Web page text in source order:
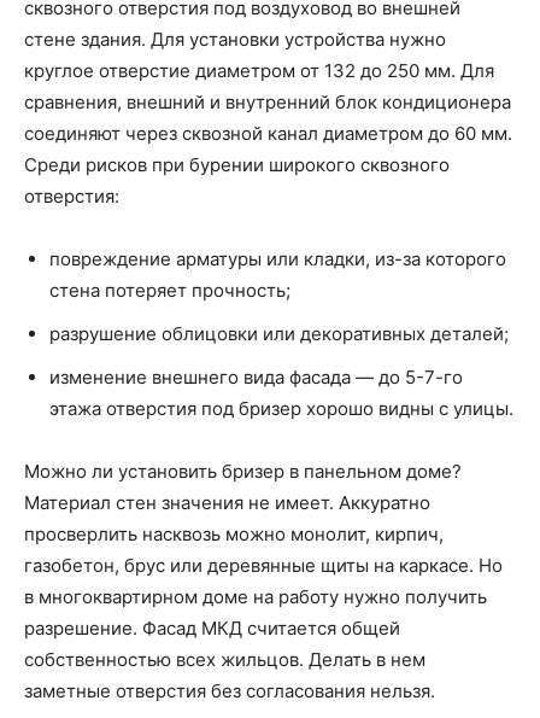
сквозного отверстия под воздуховод во внешней
стене здания. Для установки устройства нужно
круглое отверстие диаметром от 132 до 250 мм. Для
сравнения, внешний и внутренний блок кондиционера
соединяют через сквозной канал диаметром до 60 мм.
Среди рисков при бурении широкого сквозного
отверстия:
повреждение арматуры или кладки, из-за которого
стена потеряет прочность;
разрушение облицовки или декоративных деталей;
изменение внешнего вида фасада — до 5-7-го
этажа отверстия под бризер хорошо видны с улицы.
Можно ли установить бризер в панельном доме?
Материал стен значения не имеет. Аккуратно
просверлить насквозь можно монолит, кирпич,
газобетон, брус или деревянные щиты на каркасе. Но
в многоквартирном доме на работу нужно получить
разрешение. Фасад МКД считается общей
собственностью всех жильцов. Делать в нем
заметные отверстия без согласования нельзя.